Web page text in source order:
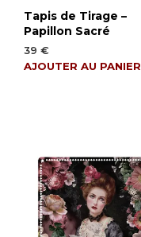
Tapis de Tirage –
Papillon Sacré
39 €
AJOUTER AU PANIER